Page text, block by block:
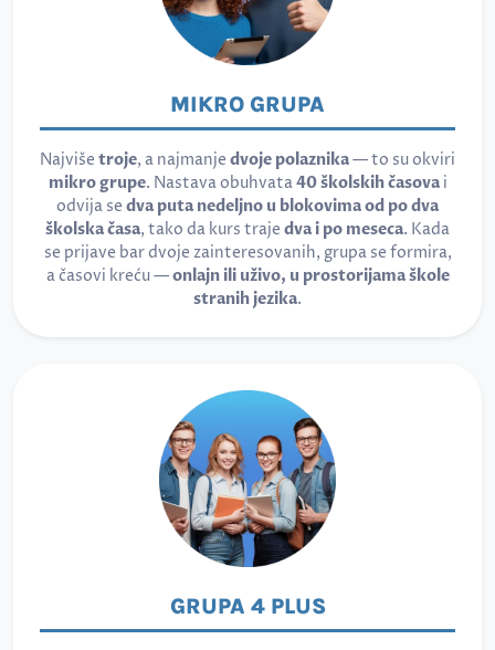
MIKRO GRUPA
Najviše troje, a najmanje dvoje polaznika— to su okviri
mikro grupe. Nastava obuhvata40 školskih časovai
odvija se dva puta nedeljno u blokovima od po dva
školska časa, tako da kurs traje dva i po meseca. Kada
se prijave bar dvoje zainteresovanih, grupa se formira,
a časovi kreću —onlajn ili uživo, u prostorijama škole
stranih jezika.
GRUPA 4 PLUS